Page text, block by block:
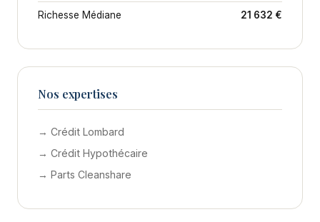
Richesse Médiane 21 632 €
Nos expertises
→ Crédit Lombard
→ Crédit Hypothécaire
→ Parts Cleanshare